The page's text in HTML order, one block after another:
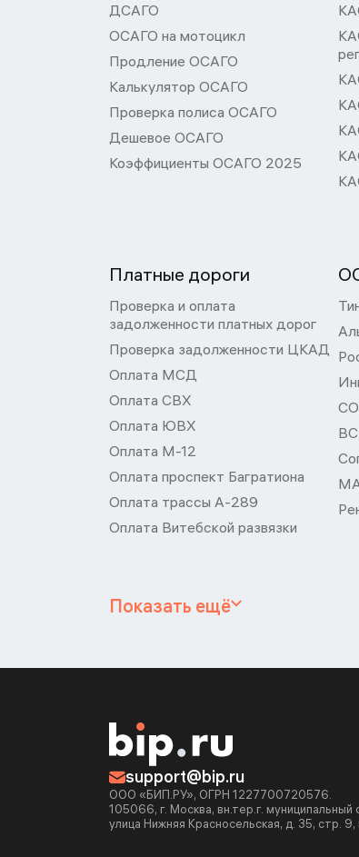
ДСАГО
ОСАГО на мотоцикл
Продление ОСАГО
Калькулятор ОСАГО
Проверка полиса ОСАГО
Дешевое ОСАГО
Коэффициенты ОСАГО 2025
Платные дороги
Проверка и оплата
задолженности платных дорог
Проверка задолженности ЦКАД
Оплата МСД
Оплата СВХ
Оплата ЮВХ
Оплата М-12
Оплата проспект Багратиона
Оплата трассы А-289
Оплата Витебской развязки
Показать ещё
support@bip.ru
ООО «БИП.РУ», ОГРН 1227700720576.
105066, г. Москва, вн.тер.г. муниципальный
улица Нижняя Красносельская, д. 35, стр.